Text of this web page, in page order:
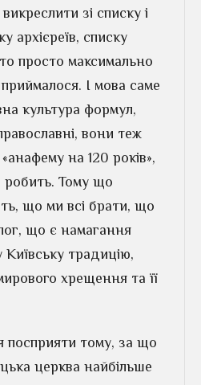
зі списку і
архієреїв, списку
просто максимально
І мова саме
культура формул,
вони теж
на 120 років»,
робить. Тому що
що ми всі брати, що
що є намагання
Київську традицію,
хрещення та її
посприяти тому, за що
церква найбільше